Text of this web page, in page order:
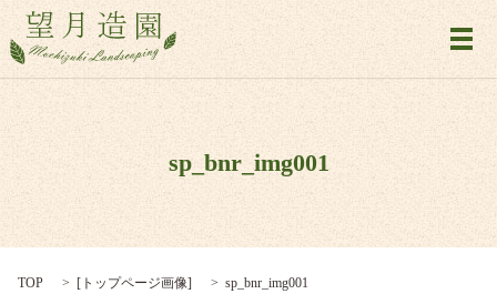
メ
sp_bnr_img001
TOP [ トップページ画像] sp_bnr_img001